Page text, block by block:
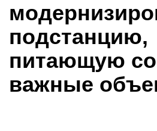
подстанцию,
питающую
важные